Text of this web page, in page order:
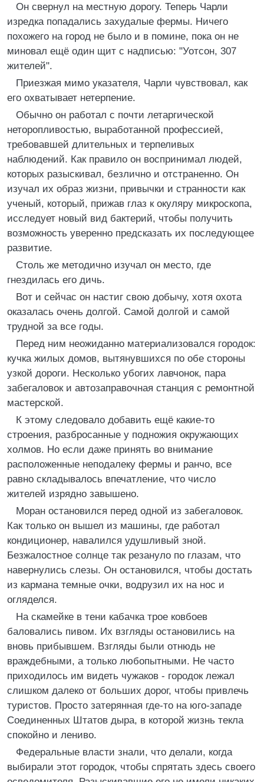
Он свернул на местную дорогу. Теперь Чарли
изредка попадались захудалые фермы. Ничего
похожего на город не было и в помине, пока он не
миновал ещё один щит с надписью: "Уотсон, 307
жителей".
Приезжая мимо указателя, Чарли чувствовал, как
его охватывает нетерпение.
Обычно он работал с почти летаргической
неторопливостью, выработанной профессией,
требовавшей длительных и терпеливых
наблюдений. Как правило он воспринимал людей,
которых разыскивал, безлично и отстраненно. Он
изучал их образ жизни, привычки и странности как
ученый, который, прижав глаз к окуляру микроскопа,
исследует новый вид бактерий, чтобы получить
возможность уверенно предсказать их последующее
развитие.
Столь же методично изучал он место, где
гнездилась его дичь.
Вот и сейчас он настиг свою добычу, хотя охота
оказалась очень долгой. Самой долгой и самой
трудной за все годы.
Перед ним неожиданно материализовался городок:
кучка жилых домов, вытянувшихся по обе стороны
узкой дороги. Несколько убогих лавчонок, пара
забегаловок и автозаправочная станция с ремонтной
мастерской.
К этому следовало добавить ещё какие-то
строения, разбросанные у подножия окружающих
холмов. Но если даже принять во внимание
расположенные неподалеку фермы и ранчо, все
равно складывалось впечатление, что число
жителей изрядно завышено.
Моран остановился перед одной из забегаловок.
Как только он вышел из машины, где работал
кондиционер, навалился удушливый зной.
Безжалостное солнце так резануло по глазам, что
навернулись слезы. Он остановился, чтобы достать
из кармана темные очки, водрузил их на нос и
огляделся.
На скамейке в тени кабачка трое ковбоев
баловались пивом. Их взгляды остановились на
вновь прибывшем. Взгляды были отнюдь не
враждебными, а только любопытными. Не часто
приходилось им видеть чужаков - городок лежал
слишком далеко от больших дорог, чтобы привлечь
туристов. Просто затерянная где-то на юго-западе
Соединенных Штатов дыра, в которой жизнь текла
спокойно и лениво.
Федеральные власти знали, что делали, когда
выбирали этот городок, чтобы спрятать здесь своего